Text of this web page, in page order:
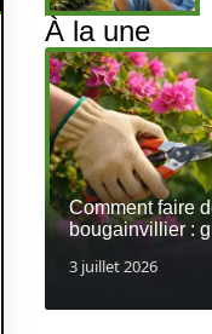
À la une
Comment faire
bougainvillier :
3 juillet 2026